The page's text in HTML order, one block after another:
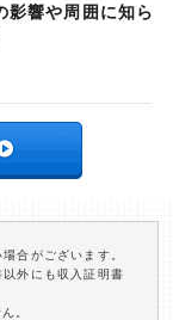
影響や周囲に知ら
合がございます。
外にも収入証明書
。